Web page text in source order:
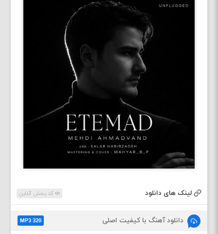
لینک های دانلود کد پخش آنلاین
دانلود آهنگ با کیفیت اصلی MP3 320